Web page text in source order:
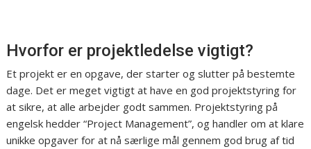
Hvorfor er projektledelse vigtigt?
Et projekt er en opgave, der starter og slutter på bestemte
dage. Det er meget vigtigt at have en god projektstyring for
at sikre, at alle arbejder godt sammen. Projektstyring på
engelsk hedder “Project Management”, og handler om at klare
unikke opgaver for at nå særlige mål gennem god brug af tid